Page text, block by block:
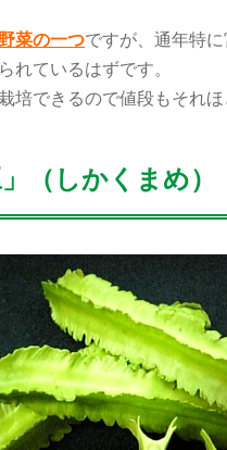
菜の一つですが、通年特
れているはずです。
培できるので値段もそれ
（しかくまめ）